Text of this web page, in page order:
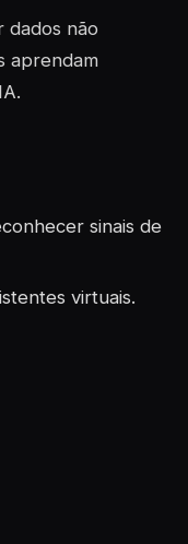
dados não
aprendam
sinais de
virtuais.